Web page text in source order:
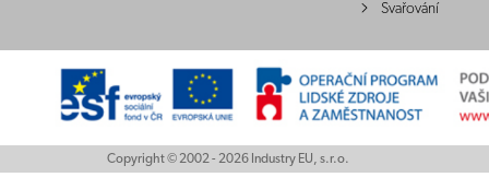
Svařování
Copyright © 2002 - 2026 Industry EU, s.r.o.